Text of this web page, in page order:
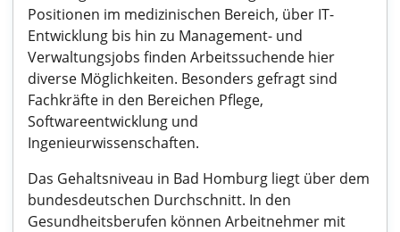
Positionen im medizinischen Bereich, über IT-
Entwicklung bis hin zu Management- und
Verwaltungsjobs finden Arbeitssuchende hier
diverse Möglichkeiten. Besonders gefragt sind
Fachkräfte in den Bereichen Pflege,
Softwareentwicklung und
Ingenieurwissenschaften.
Das Gehaltsniveau in Bad Homburg liegt über dem
bundesdeutschen Durchschnitt. In den
Gesundheitsberufen können Arbeitnehmer mit